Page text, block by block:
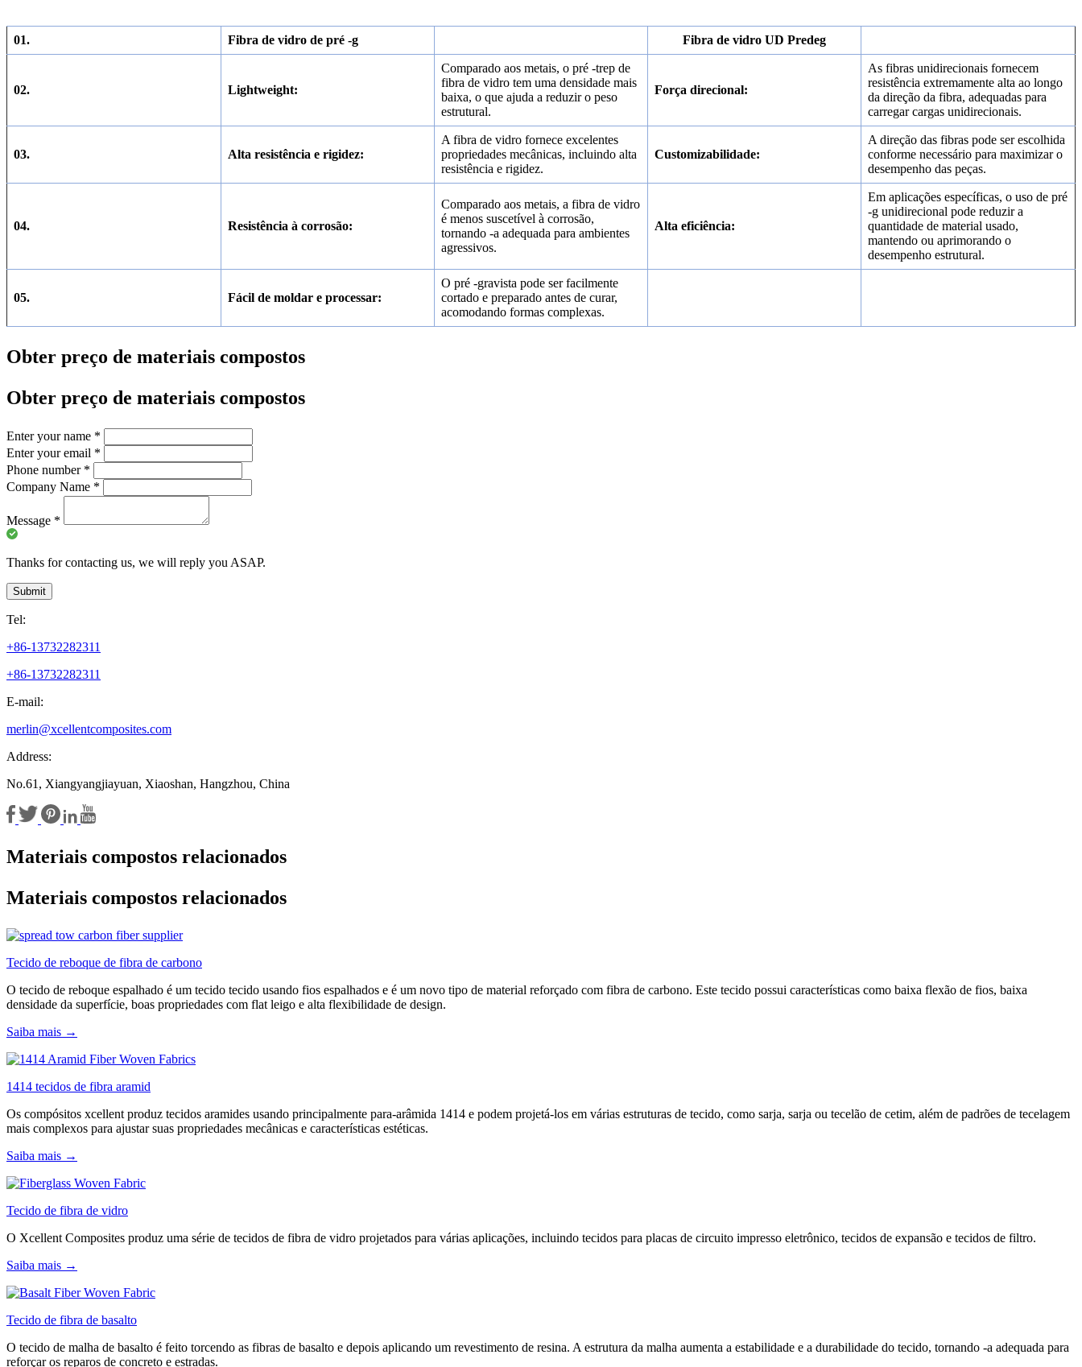
01. Fibra de vidro de pré -g Fibra de vidro UD Predeg
02. Lightweight:
Comparado aos metais, o pré -trep de
fibra de vidro tem uma densidade mais
baixa, o que ajuda a reduzir o peso
estrutural.
Força direcional:
As fibras unidirecionais fornecem
resistência extremamente alta ao longo
da direção da fibra, adequadas para
carregar cargas unidirecionais.
03. Alta resistência e rigidez:
A fibra de vidro fornece excelentes
propriedades mecânicas, incluindo alta
resistência e rigidez.
Customizabilidade:
A direção das fibras pode ser escolhida
conforme necessário para maximizar o
desempenho das peças.
04. Resistência à corrosão:
Comparado aos metais, a fibra de vidro
é menos suscetível à corrosão,
tornando -a adequada para ambientes
agressivos.
Alta eficiência:
Em aplicações específicas, o uso de pré
-g unidirecional pode reduzir a
quantidade de material usado,
mantendo ou aprimorando o
desempenho estrutural.
05. Fácil de moldar e processar:
O pré -gravista pode ser facilmente
cortado e preparado antes de curar,
acomodando formas complexas.
Obter preço de materiais compostos
Obter preço de materiais compostos
Enter your name *
Enter your email *
Phone number *
Company Name *
Message *
Thanks for contacting us, we will reply you ASAP.
Submit
Tel:
+86-13732282311
+86-13732282311
E-mail:
merlin@xcellentcomposites.com
Address:
No.61, Xiangyangjiayuan, Xiaoshan, Hangzhou, China
Materiais compostos relacionados
Materiais compostos relacionados
Tecido de reboque de fibra de carbono
O tecido de reboque espalhado é um tecido tecido usando fios espalhados e é um novo tipo de material reforçado com fibra de carbono. Este tecido possui características como baixa flexão de fios, baixa
densidade da superfície, boas propriedades com flat leigo e alta flexibilidade de design.
Saiba mais →
1414 tecidos de fibra aramid
Os compósitos xcellent produz tecidos aramides usando principalmente para-arâmida 1414 e podem projetá-los em várias estruturas de tecido, como sarja, sarja ou tecelão de cetim, além de padrões de tecelagem
mais complexos para ajustar suas propriedades mecânicas e características estéticas.
Saiba mais →
Tecido de fibra de vidro
O Xcellent Composites produz uma série de tecidos de fibra de vidro projetados para várias aplicações, incluindo tecidos para placas de circuito impresso eletrônico, tecidos de expansão e tecidos de filtro.
Saiba mais →
Tecido de fibra de basalto
O tecido de malha de basalto é feito torcendo as fibras de basalto e depois aplicando um revestimento de resina. A estrutura da malha aumenta a estabilidade e a durabilidade do tecido, tornando -a adequada para
reforçar os reparos de concreto e estradas.